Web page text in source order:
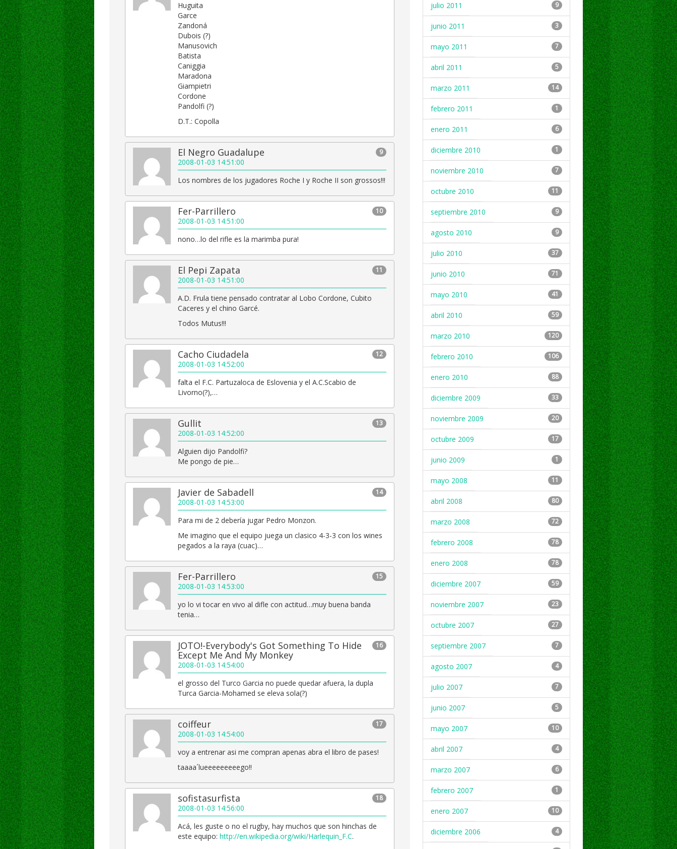
Huguita
Garce
Zandoná
Dubois (?)
Manusovich
Batista
Caniggia
Maradona
Giampietri
Cordone
Pandolfi (?)
D.T.: Copolla
9
El Negro Guadalupe
2008-01-03 14:51:00
Los nombres de los jugadores Roche I y Roche II son grossos!!!
10
Fer-Parrillero
2008-01-03 14:51:00
nono…lo del rifle es la marimba pura!
11
El Pepi Zapata
2008-01-03 14:51:00
A.D. Frula tiene pensado contratar al Lobo Cordone, Cubito
Caceres y el chino Garcé.
Todos Mutus!!!
12
Cacho Ciudadela
2008-01-03 14:52:00
falta el F.C. Partuzaloca de Eslovenia y el A.C.Scabio de
Livorno(?),…
13
Gullit
2008-01-03 14:52:00
Alguien dijo Pandolfi?
Me pongo de pie…
14
Javier de Sabadell
2008-01-03 14:53:00
Para mi de 2 debería jugar Pedro Monzon.
Me imagino que el equipo juega un clasico 4-3-3 con los wines
pegados a la raya (cuac)…
15
Fer-Parrillero
2008-01-03 14:53:00
yo lo vi tocar en vivo al difle con actitud…muy buena banda
tenia…
16
JOTO!-Everybody's Got Something To Hide
Except Me And My Monkey
2008-01-03 14:54:00
el grosso del Turco Garcia no puede quedar afuera, la dupla
Turca Garcia-Mohamed se eleva sola(?)
17
coiffeur
2008-01-03 14:54:00
voy a entrenar asi me compran apenas abra el libro de pases!
taaaa´lueeeeeeeeego!!
18
sofistasurfista
2008-01-03 14:56:00
Acá, les guste o no el rugby, hay muchos que son hinchas de
este equipo: http://en.wikipedia.org/wiki/Harlequin_F.C.
julio 2011 9
junio 2011 3
mayo 2011 7
abril 2011 5
marzo 2011 14
febrero 2011 1
enero 2011 6
diciembre 2010 1
noviembre 2010 7
octubre 2010 11
septiembre 2010 9
agosto 2010 9
julio 2010 37
junio 2010 71
mayo 2010 41
abril 2010 59
marzo 2010 120
febrero 2010 106
enero 2010 88
diciembre 2009 33
noviembre 2009 20
octubre 2009 17
junio 2009 1
mayo 2008 11
abril 2008 80
marzo 2008 72
febrero 2008 78
enero 2008 78
diciembre 2007 59
noviembre 2007 23
octubre 2007 27
septiembre 2007 7
agosto 2007 4
julio 2007 7
junio 2007 5
mayo 2007 10
abril 2007 4
marzo 2007 6
febrero 2007 1
enero 2007 10
diciembre 2006 4